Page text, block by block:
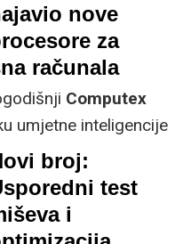
nove
za
računala
Computex
umjetne inteligencije
proizvođača
oblaku.
broj:
test
i